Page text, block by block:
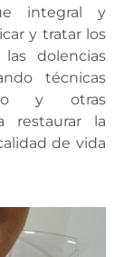
integral y
y tratar los
dolencias
técnicas
y otras
restaurar la
de vida